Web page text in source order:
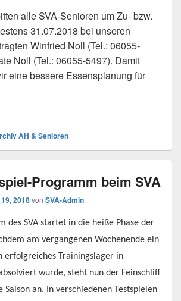
alle SVA-Senioren um Zu- bzw.
31.07.2018 bei unseren
Winfried Noll (Tel.: 06055-
Noll (Tel.: 06055-5497). Damit
eine bessere Essensplanung für
AH & Senioren
Programm beim SVA
2018von SVA-Admin
des SVA startet in die heiße Phase der
am vergangenen Wochenende ein
erfolgreiches Trainingslager in
wurde, steht nun der Feinschliff
an. In verschiedenen Testspielen